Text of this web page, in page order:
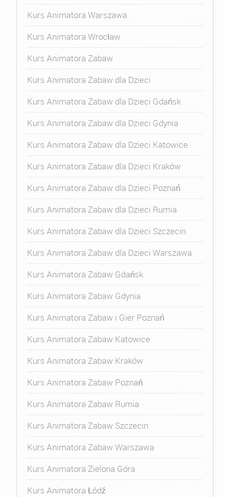
Kurs Animatora Warszawa
Kurs Animatora Wrocław
Kurs Animatora Zabaw
Kurs Animatora Zabaw dla Dzieci
Kurs Animatora Zabaw dla Dzieci Gdańsk
Kurs Animatora Zabaw dla Dzieci Gdynia
Kurs Animatora Zabaw dla Dzieci Katowice
Kurs Animatora Zabaw dla Dzieci Kraków
Kurs Animatora Zabaw dla Dzieci Poznań
Kurs Animatora Zabaw dla Dzieci Rumia
Kurs Animatora Zabaw dla Dzieci Szczecin
Kurs Animatora Zabaw dla Dzieci Warszawa
Kurs Animatora Zabaw Gdańsk
Kurs Animatora Zabaw Gdynia
Kurs Animatora Zabaw i Gier Poznań
Kurs Animatora Zabaw Katowice
Kurs Animatora Zabaw Kraków
Kurs Animatora Zabaw Poznań
Kurs Animatora Zabaw Rumia
Kurs Animatora Zabaw Szczecin
Kurs Animatora Zabaw Warszawa
Kurs Animatora Zielona Góra
Kurs Animatora Łódź